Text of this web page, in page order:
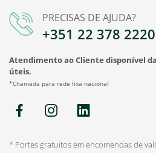
PRECISAS DE AJUDA?
+351 22 378
Atendimento ao Cliente disponível
úteis.
*Chamada para rede fixa nacional
* Portes gratuitos em encomendas de